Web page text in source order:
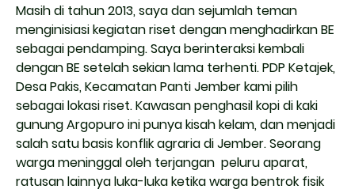
Masih di tahun 2013, saya dan sejumlah teman
menginisiasi kegiatan riset dengan menghadirkan BE
sebagai pendamping. Saya berinteraksi kembali
dengan BE setelah sekian lama terhenti. PDP Ketajek,
Desa Pakis, Kecamatan Panti Jember kami pilih
sebagai lokasi riset. Kawasan penghasil kopi di kaki
gunung Argopuro ini punya kisah kelam, dan menjadi
salah satu basis konflik agraria di Jember. Seorang
warga meninggal oleh terjangan peluru aparat,
ratusan lainnya luka-luka ketika warga bentrok fisik